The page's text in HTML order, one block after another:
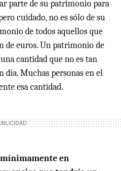
parte de su patrimonio para
cuidado, no es sólo de su
de todos aquellos que
de euros. Un patrimonio de
cantidad que no es tan
Muchas personas en el
esa cantidad.
mínimamente en